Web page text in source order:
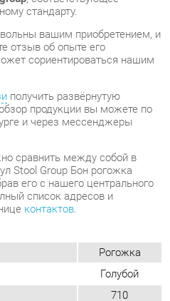
получить развёрнутую
продукции вы можете по
и через мессенджеры
сравнить между собой в
его с нашего центрального
список адресов и
контактов.
Рогожка
Голубой
540
Квадратные